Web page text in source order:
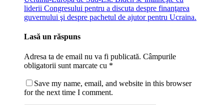
liderii Congresului pentru a discuta despre finanţarea
guvernului şi despre pachetul de ajutor pentru Ucraina.
Lasă un răspuns
Adresa ta de email nu va fi publicată. Câmpurile
obligatorii sunt marcate cu *
Save my name, email, and website in this browser
for the next time I comment.